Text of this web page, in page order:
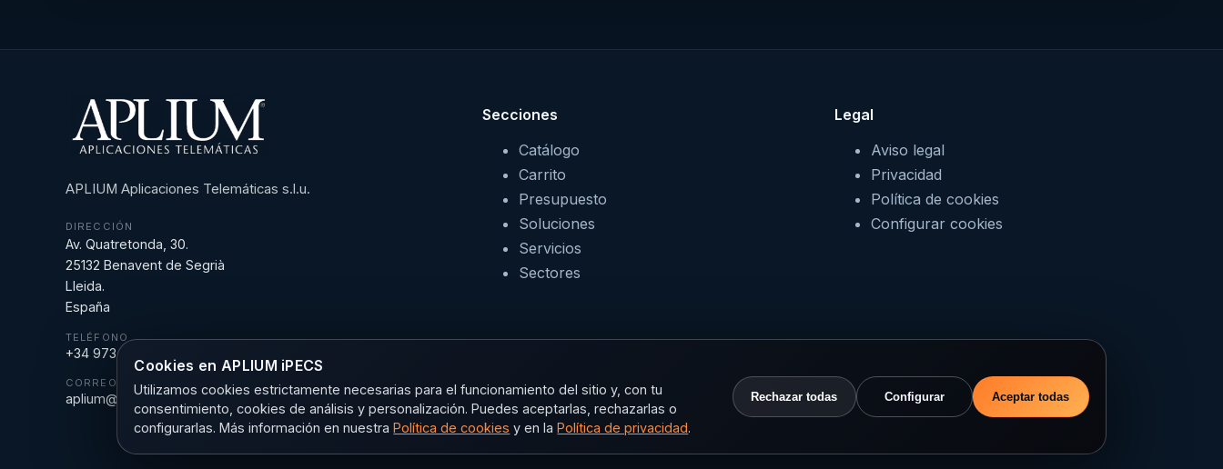
APLIUM Aplicaciones Telemáticas s.l.u.
DIRECCIÓN
Av. Quatretonda, 30.
25132 Benavent de Segrià
Lleida.
España
TELÉFONO
+34 973 18 43 43
CORREO
aplium@aplium.com
Secciones
Catálogo
Carrito
Presupuesto
Soluciones
Servicios
Sectores
Legal
Aviso legal
Privacidad
Política de cookies
Configurar cookies
Cookies en APLIUM iPECS
Utilizamos cookies estrictamente necesarias para el funcionamiento del sitio y, con tu
consentimiento, cookies de análisis y personalización. Puedes aceptarlas, rechazarlas o
configurarlas. Más información en nuestraPolítica de cookies y en laPolítica de privacidad.
Rechazar todas Configurar Aceptar todas